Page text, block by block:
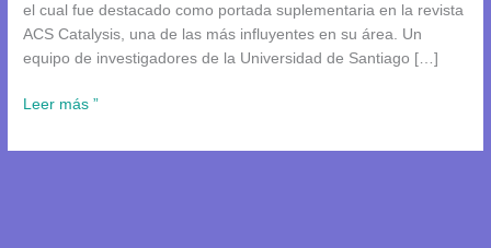
el cual fue destacado como portada suplementaria en la revista
ACS Catalysis, una de las más influyentes en su área. Un
equipo de investigadores de la Universidad de Santiago […]
Leer más ”